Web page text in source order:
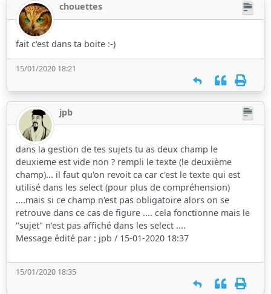
chouettes
fait c'est dans ta boite :-)
15/01/2020 18:21
jpb
dans la gestion de tes sujets tu as deux champ le
deuxieme est vide non ? rempli le texte (le deuxième
champ)... il faut qu'on revoit ca car c'est le texte qui est
utilisé dans les select (pour plus de compréhension)
....mais si ce champ n'est pas obligatoire alors on se
retrouve dans ce cas de figure .... cela fonctionne mais le
"sujet" n'est pas affiché dans les select ....
Message édité par : jpb / 15-01-2020 18:37
15/01/2020 18:35